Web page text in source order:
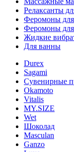
Релаксанты
Феромоны
Феромоны
Жидкие
Для ванны
Durex
Sagami
Сувенирные
Okamoto
Vitalis
MY.SIZE
Wet
Шоколад
Masculan
Ganzo